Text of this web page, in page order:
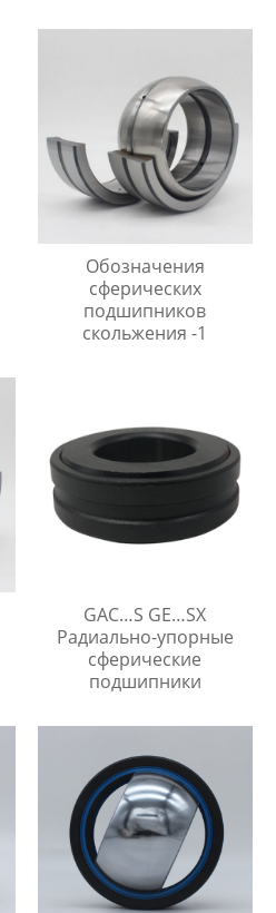
Обозначения
сферических
подшипников
скольжения -1
GAC…S GE…SX
Радиально-упорные
сферические
подшипники